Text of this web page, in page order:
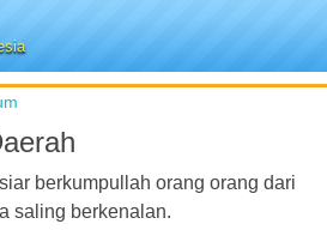
berkumpullah orang orang dari
saling berkenalan.